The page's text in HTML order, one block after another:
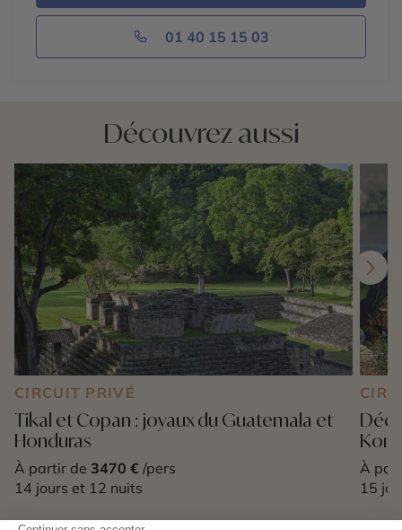
01 40 15 15 03
Découvrez aussi
CIRCUIT PRIVÉ
Tikal et Copan : joyaux du Guatemala et
Honduras
À partir de 3470 € /pers
14 jours et 12 nuits
À
15